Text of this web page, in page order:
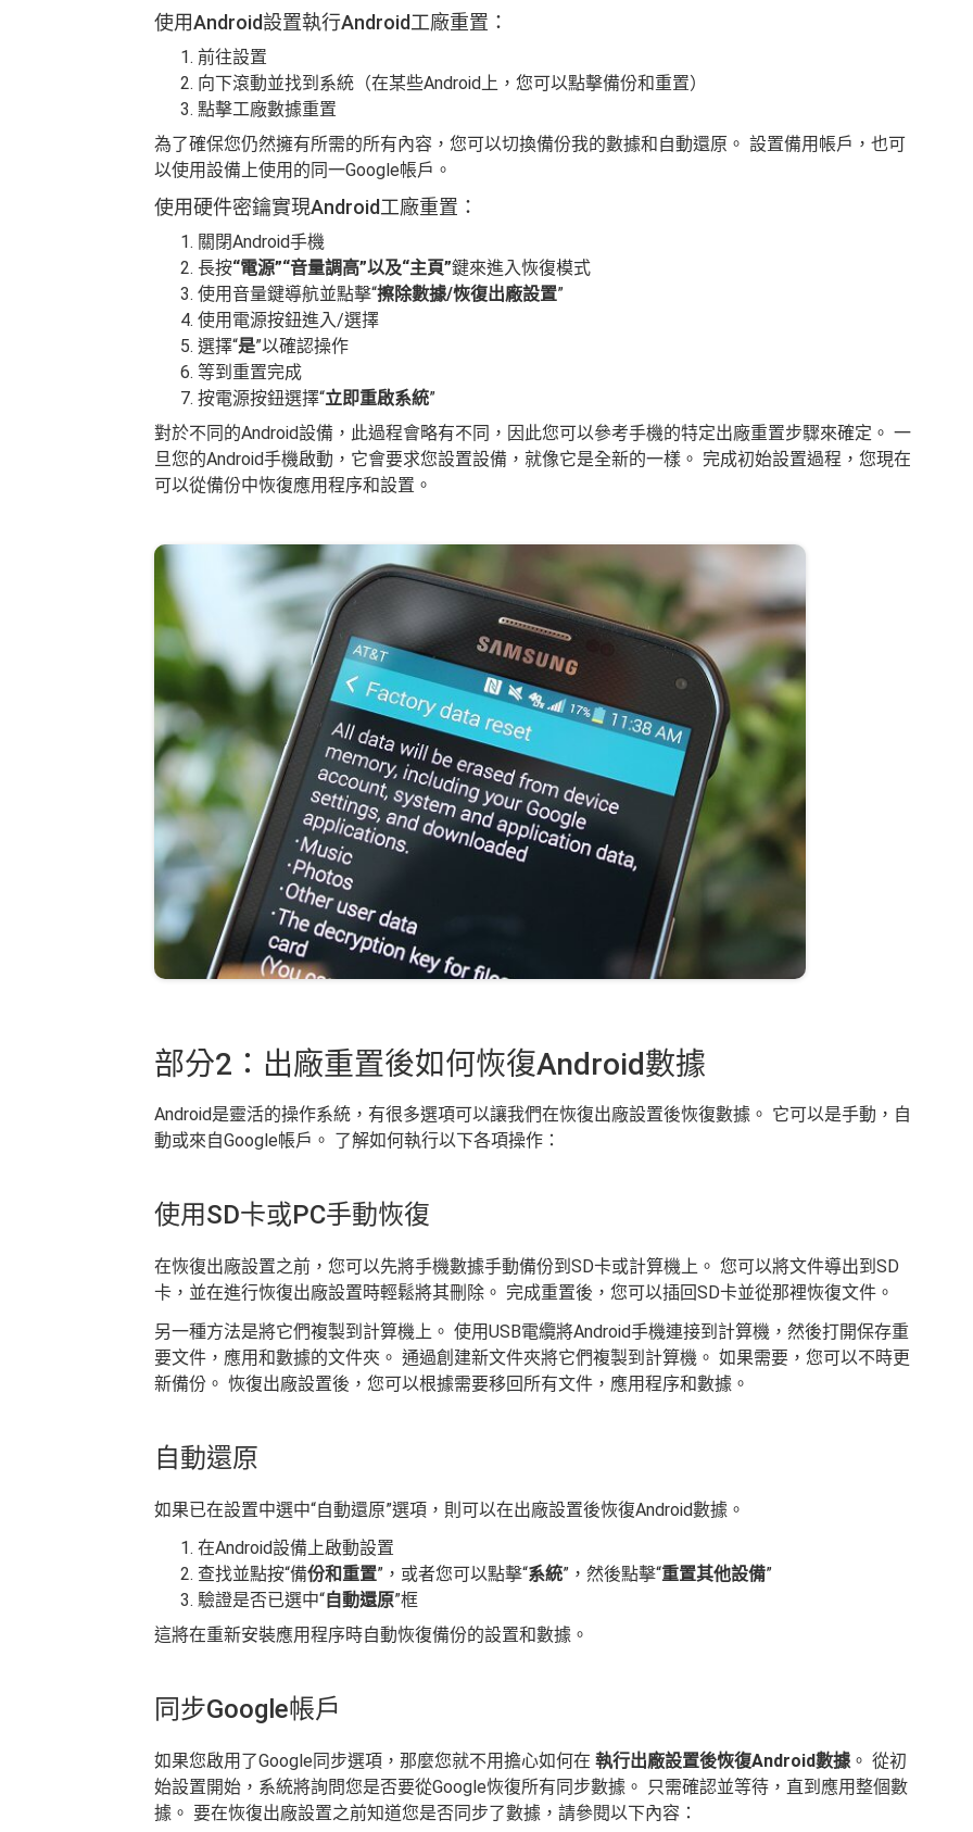
使用Android設置執行Android工廠重置：
前往設置
向下滾動並找到系統（在某些Android上，您可以點擊備份和重置）
點擊工廠數據重置
為了確保您仍然擁有所需的所有內容，您可以切換備份我的數據和自動還原。 設置備用帳戶，也可
以使用設備上使用的同一Google帳戶。
使用硬件密鑰實現Android工廠重置：
關閉Android手機
長按“電源”“音量調高”以及“主頁”鍵來進入恢復模式
使用音量鍵導航並點擊“擦除數據/恢復出廠設置”
使用電源按鈕進入/選擇
選擇“是”以確認操作
等到重置完成
按電源按鈕選擇“立即重啟系統”
對於不同的Android設備，此過程會略有不同，因此您可以參考手機的特定出廠重置步驟來確定。 一
旦您的Android手機啟動，它會要求您設置設備，就像它是全新的一樣。 完成初始設置過程，您現在
可以從備份中恢復應用程序和設置。
部分2：出廠重置後如何恢復Android數據
Android是靈活的操作系統，有很多選項可以讓我們在恢復出廠設置後恢復數據。 它可以是手動，自
動或來自Google帳戶。 了解如何執行以下各項操作：
使用SD卡或PC手動恢復
在恢復出廠設置之前，您可以先將手機數據手動備份到SD卡或計算機上。 您可以將文件導出到SD
卡，並在進行恢復出廠設置時輕鬆將其刪除。 完成重置後，您可以插回SD卡並從那裡恢復文件。
另一種方法是將它們複製到計算機上。 使用USB電纜將Android手機連接到計算機，然後打開保存重
要文件，應用和數據的文件夾。 通過創建新文件夾將它們複製到計算機。 如果需要，您可以不時更
新備份。 恢復出廠設置後，您可以根據需要移回所有文件，應用程序和數據。
自動還原
如果已在設置中選中“自動還原”選項，則可以在出廠設置後恢復Android數據。
在Android設備上啟動設置
查找並點按“備份和重置”，或者您可以點擊“系統”，然後點擊“重置其他設備”
驗證是否已選中“自動還原”框
這將在重新安裝應用程序時自動恢復備份的設置和數據。
同步Google帳戶
如果您啟用了Google同步選項，那麼您就不用擔心如何在 執行出廠設置後恢復Android數據 。 從初
始設置開始，系統將詢問您是否要從Google恢復所有同步數據。 只需確認並等待，直到應用整個數
據。 要在恢復出廠設置之前知道您是否同步了數據，請參閱以下內容：